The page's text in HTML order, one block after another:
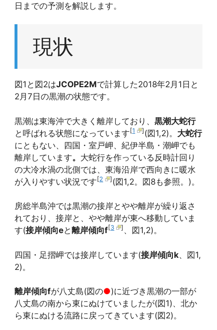
日までの予測を解説します。
現状
図1と図2はJCOPE2Mで計算した2018年2月1日と
2月7日の黒潮の状態です。
黒潮は東海沖で大きく離岸しており、 黒潮大蛇行
と呼ばれる状態になっています [1 ] (図1,2)。 大蛇行
にともない、四国・室戸岬、紀伊半島・潮岬でも
離岸しています。 大蛇行を作っている反時計回り
の大冷水渦の北側では、東海沿岸で西向きに暖水
が入りやすい状況です [2 ] (図1,2。図8も参照。)。
房総半島沖では黒潮の接岸とやや離岸が繰り返さ
れており、接岸と、やや離岸が東へ移動していま
す(接岸傾向eと離岸傾向f[3 ] 、図1,2)。
四国・足摺岬では接岸しています(接岸傾向k、図1,
2)。
離岸傾向fが八丈島(図の●)に近づき黒潮の一部が
八丈島の南から東にぬけていましたが(図1)、北か
ら東にぬける流路に戻ってきています(図2)。